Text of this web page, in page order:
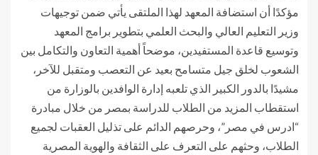
مؤكدًا أن استضافة المعهد لهذا الملتقى يأتي ضمن توجيهات
وزير التعليم العالي والبحث العلمي بتطوير برامج المعهد
وتوسيع قاعدة المستفيدين، موضحاً أهمية التعاون والتكامل بين
الشعوب لخلق جيل متسامح بعيد عن التعصب ومتقبل للآخر،
مشيدًا بالدور الكبير الذي تلعبه إدارة الوافدين بالوزارة من
استقطاب المزيد من الطلاب للدراسة بمصر من خلال مبادرة
“ادرس في مصر”، وحرصهم الدائم على تذليل العقبات لجميع
الطلاب، وحثهم على التعرف على الثقافة والهوية المصرية